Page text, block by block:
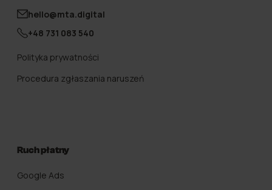
hello@mta.digital
+48 731 083 540
Polityka prywatności
Procedura zgłaszania naruszeń
Ruch płatny
Google Ads